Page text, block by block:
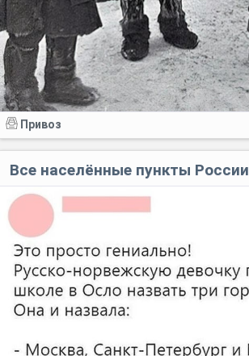
Привоз
Все населённые пункты России